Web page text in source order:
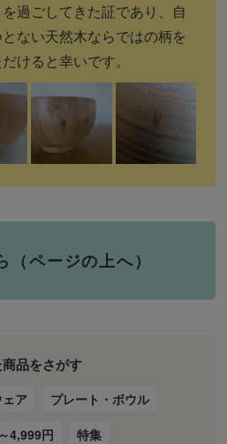
過ごしてきた証であり、自
ない天然木ならではの柄を
けると幸いです。
（ページの上へ）
品をさがす
ア
プレート・ボウル
4,999円
特集